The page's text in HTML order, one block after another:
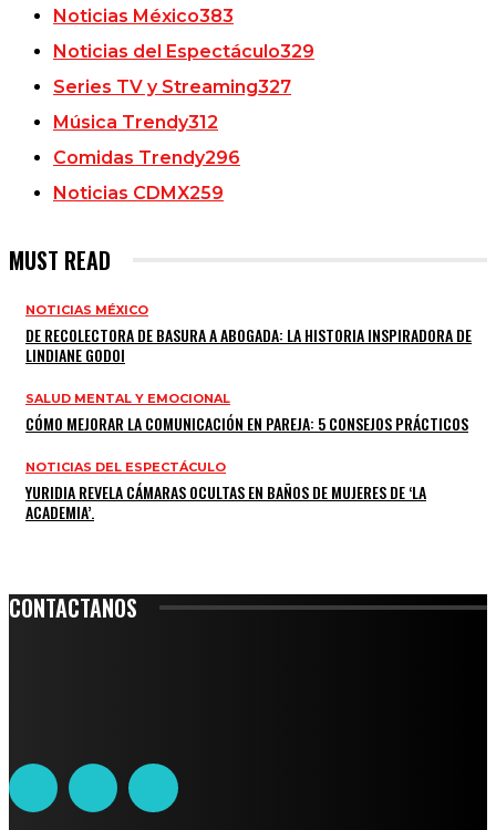
Noticias México383
Noticias del Espectáculo329
Series TV y Streaming327
Música Trendy312
Comidas Trendy296
Noticias CDMX259
MUST READ
NOTICIAS MÉXICO
DE RECOLECTORA DE BASURA A ABOGADA: LA HISTORIA INSPIRADORA DE
LINDIANE GODOI
SALUD MENTAL Y EMOCIONAL
CÓMO MEJORAR LA COMUNICACIÓN EN PAREJA: 5 CONSEJOS PRÁCTICOS
NOTICIAS DEL ESPECTÁCULO
YURIDIA REVELA CÁMARAS OCULTAS EN BAÑOS DE MUJERES DE ‘LA
ACADEMIA’.
CONTACTANOS